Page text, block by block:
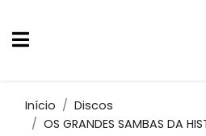
Início
Discos
OS GRANDES SAMBAS DA